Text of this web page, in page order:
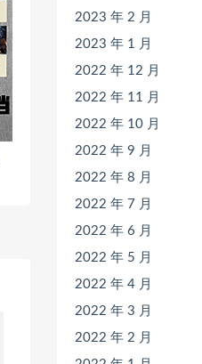
2023 年 2 月
2023 年 1 月
2022 年 12 月
2022 年 11 月
2022 年 10 月
2022 年 9 月
2022 年 8 月
2022 年 7 月
2022 年 6 月
2022 年 5 月
2022 年 4 月
2022 年 3 月
2022 年 2 月